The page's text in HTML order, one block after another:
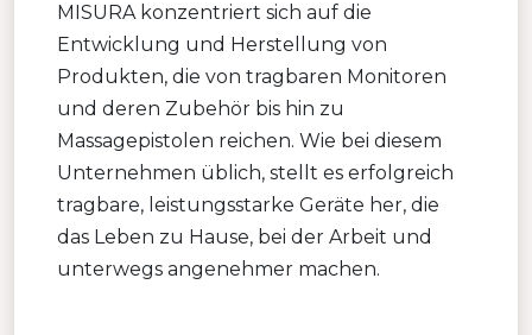
MISURA konzentriert sich auf die
Entwicklung und Herstellung von
Produkten, die von tragbaren Monitoren
und deren Zubehör bis hin zu
Massagepistolen reichen. Wie bei diesem
Unternehmen üblich, stellt es erfolgreich
tragbare, leistungsstarke Geräte her, die
das Leben zu Hause, bei der Arbeit und
unterwegs angenehmer machen.